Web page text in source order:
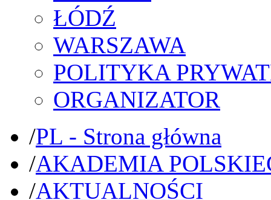
ŁÓDŹ
WARSZAWA
POLITYKA
ORGANIZATOR
/PL - Strona główna
/AKADEMIA
/AKTUALNOŚCI